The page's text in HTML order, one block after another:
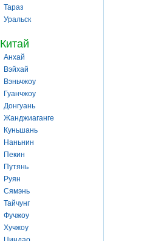
Тараз
Уральск
Китай
Анхай
Вэйхай
Вэньчжоу
Гуанчжоу
Донгуань
Жанджиаганге
Куньшань
Наньнин
Пекин
Путянь
Руян
Сямэнь
Тайчунг
Фучжоу
Хучжоу